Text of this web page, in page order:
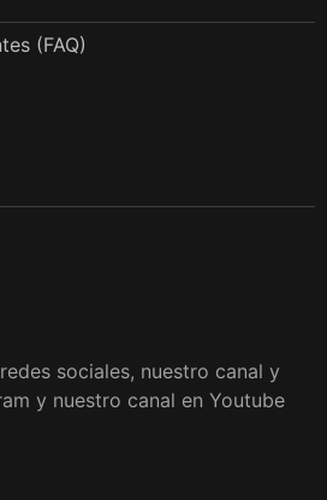
(FAQ)
sociales, nuestro canal y
y nuestro canal en Youtube